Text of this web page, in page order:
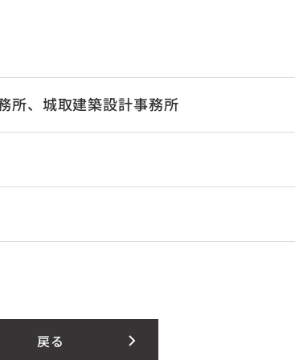
所、城取建築設計事務所
戻る